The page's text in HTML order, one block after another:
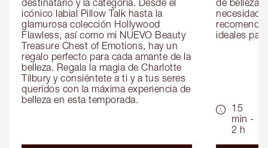
destinatario y la categoría. Desde el
icónico labial Pillow Talk hasta la
glamurosa colección Hollywood
Flawless, así como mi NUEVO Beauty
Treasure Chest of Emotions, hay un
regalo perfecto para cada amante de la
belleza. Regala la magia de Charlotte
Tilbury y consiéntete a ti y a tus seres
queridos con la máxima experiencia de
belleza en esta temporada.
de belleza
ideales
15
min -
2 h